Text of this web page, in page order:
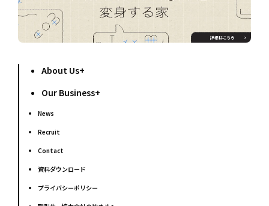
About Us
Our Business
News
Recruit
Contact
資料ダウンロード
プライバシーポリシー